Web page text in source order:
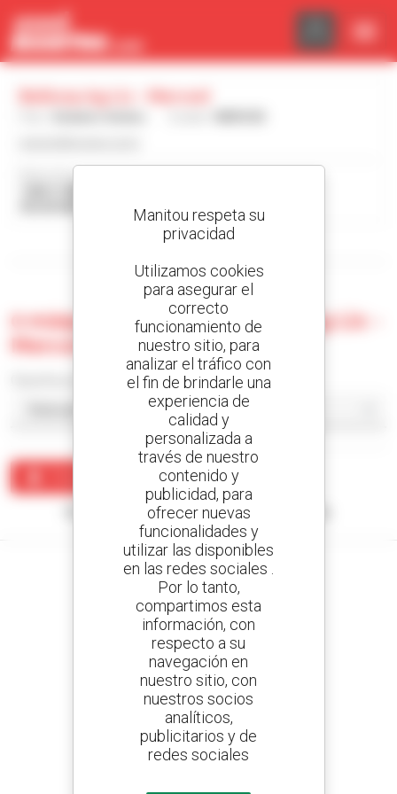
95340 MERCED Estados Unidos
Mostrar filtros de búsqueda
0 máquina usada en Belkorp Ag Llc -
Merced
Ningún resultado corresponde con su búsqueda.
Cree sus alertas
y reciba anuncios de equipos de ocasión
800 concesionarios
Manitou por todo el mundo
Panel de gestión de cookies
Manitou respeta su
privacidad
Utilizamos cookies
para asegurar el
correcto
funcionamiento de
nuestro sitio, para
analizar el tráfico con
el fin de brindarle una
experiencia de
calidad y
personalizada a
través de nuestro
contenido y
publicidad, para
ofrecer nuevas
funcionalidades y
utilizar las disponibles
en las redes sociales .
Por lo tanto,
compartimos esta
información, con
respecto a su
navegación en
nuestro sitio, con
nuestros socios
analíticos,
publicitarios y de
redes sociales